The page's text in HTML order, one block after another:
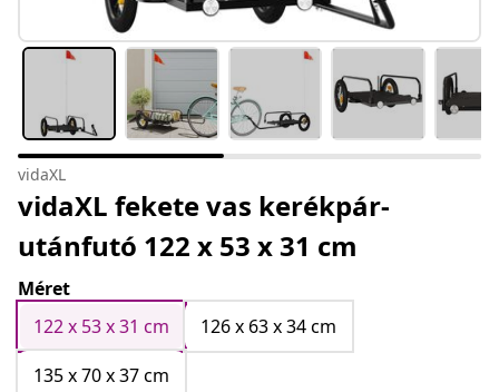
vidaXL
vidaXL fekete vas kerékpár-
utánfutó 122 x 53 x 31 cm
Méret
122 x 53 x 31 cm
126 x 63 x 34 cm
135 x 70 x 37 cm